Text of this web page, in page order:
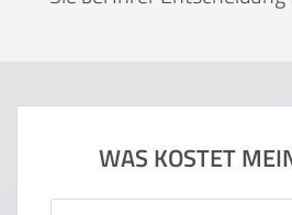
WAS KOSTET